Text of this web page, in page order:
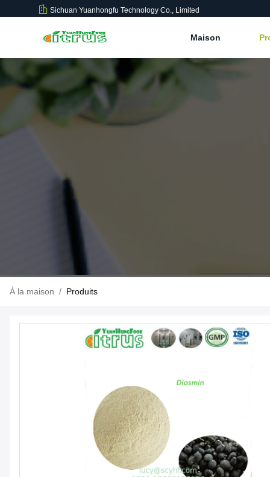
Sichuan Yuanhongfu Technology Co., Limited
Maison
À la maison / Produits